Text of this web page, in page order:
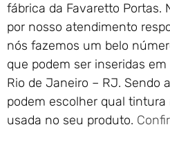
fábrica da Favaretto Portas.
por nosso atendimento
nós fazemos um belo
que podem ser inseridas
Rio de Janeiro – RJ. Sendo
podem escolher qual
usada no seu produto.